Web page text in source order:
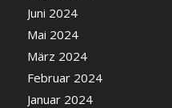
Juni 2024
Mai 2024
März 2024
Februar 2024
Januar 2024